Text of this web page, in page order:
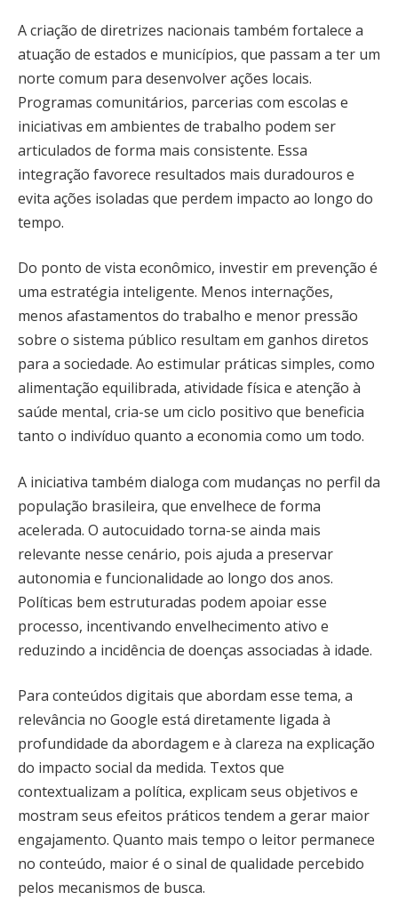
A criação de diretrizes nacionais também fortalece a
atuação de estados e municípios, que passam a ter um
norte comum para desenvolver ações locais.
Programas comunitários, parcerias com escolas e
iniciativas em ambientes de trabalho podem ser
articulados de forma mais consistente. Essa
integração favorece resultados mais duradouros e
evita ações isoladas que perdem impacto ao longo do
tempo.
Do ponto de vista econômico, investir em prevenção é
uma estratégia inteligente. Menos internações,
menos afastamentos do trabalho e menor pressão
sobre o sistema público resultam em ganhos diretos
para a sociedade. Ao estimular práticas simples, como
alimentação equilibrada, atividade física e atenção à
saúde mental, cria-se um ciclo positivo que beneficia
tanto o indivíduo quanto a economia como um todo.
A iniciativa também dialoga com mudanças no perfil da
população brasileira, que envelhece de forma
acelerada. O autocuidado torna-se ainda mais
relevante nesse cenário, pois ajuda a preservar
autonomia e funcionalidade ao longo dos anos.
Políticas bem estruturadas podem apoiar esse
processo, incentivando envelhecimento ativo e
reduzindo a incidência de doenças associadas à idade.
Para conteúdos digitais que abordam esse tema, a
relevância no Google está diretamente ligada à
profundidade da abordagem e à clareza na explicação
do impacto social da medida. Textos que
contextualizam a política, explicam seus objetivos e
mostram seus efeitos práticos tendem a gerar maior
engajamento. Quanto mais tempo o leitor permanece
no conteúdo, maior é o sinal de qualidade percebido
pelos mecanismos de busca.